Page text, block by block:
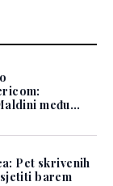
među
Pet skrivenih
barem